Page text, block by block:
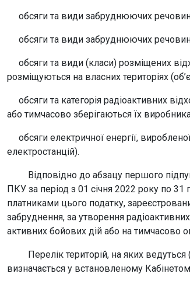
обсяги та види забруднюючих
обсяги та види забруднюючих речовин,
обсяги та види (класи) розміщених
розміщуються на власних територіях
обсяги та категорія радіоактивних
або тимчасово зберігаються їх
обсяги електричної енергії,
електростанцій).
Відповідно до абзацу першого
ПКУ за період з 01 січня 2022 року по 31
платниками цього податку,
забруднення, за утворення
активних бойових дій або на тимчасово
Перелік територій, на яких ведуться
визначається у встановленому